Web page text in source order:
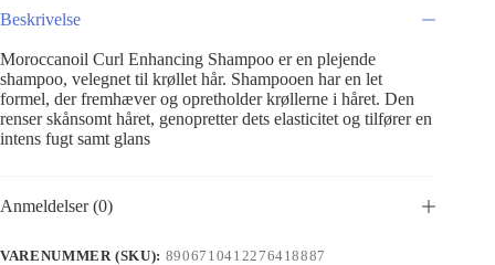
Beskrivelse
Moroccanoil Curl Enhancing Shampoo er en plejende
shampoo, velegnet til krøllet hår. Shampooen har en let
formel, der fremhæver og opretholder krøllerne i håret. Den
renser skånsomt håret, genopretter dets elasticitet og tilfører en
intens fugt samt glans
Anmeldelser (0)
VARENUMMER (SKU): 8906710412276418887